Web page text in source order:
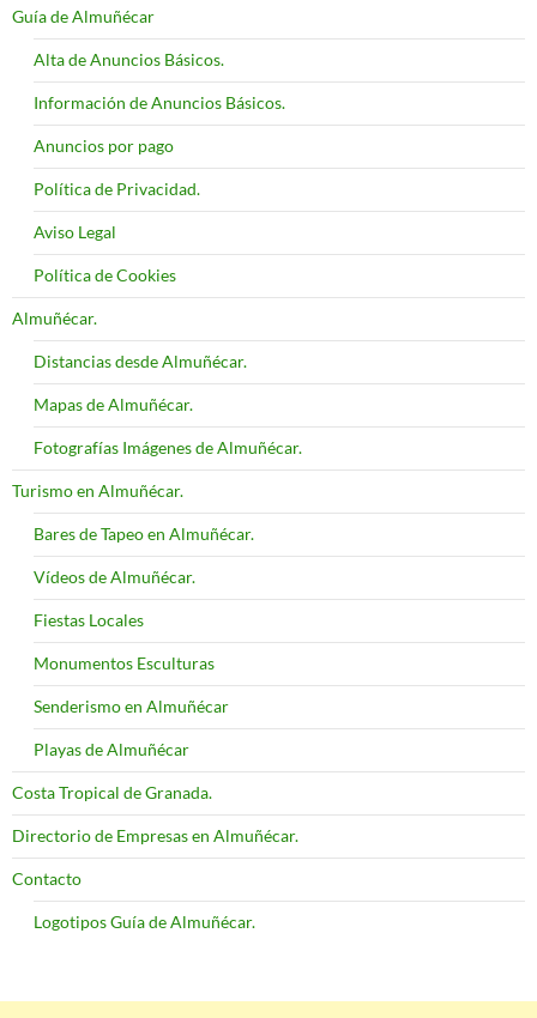
Guía de Almuñécar
Alta de Anuncios Básicos.
Información de Anuncios Básicos.
Anuncios por pago
Política de Privacidad.
Aviso Legal
Política de Cookies
Almuñécar.
Distancias desde Almuñécar.
Mapas de Almuñécar.
Fotografías Imágenes de Almuñécar.
Turismo en Almuñécar.
Bares de Tapeo en Almuñécar.
Vídeos de Almuñécar.
Fiestas Locales
Monumentos Esculturas
Senderismo en Almuñécar
Playas de Almuñécar
Costa Tropical de Granada.
Directorio de Empresas en Almuñécar.
Contacto
Logotipos Guía de Almuñécar.